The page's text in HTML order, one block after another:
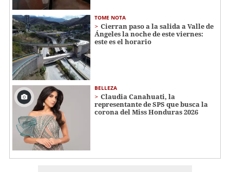
TOME NOTA
Cierran paso a la salida a Valle de
Ángeles la noche de este viernes:
este es el horario
BELLEZA
Claudia Canahuati, la
representante de SPS que busca la
corona del Miss Honduras 2026